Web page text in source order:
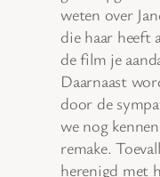
weten over
die haar heeft
de film je
Daarnaast
door de
we nog
remake.
herenigd met